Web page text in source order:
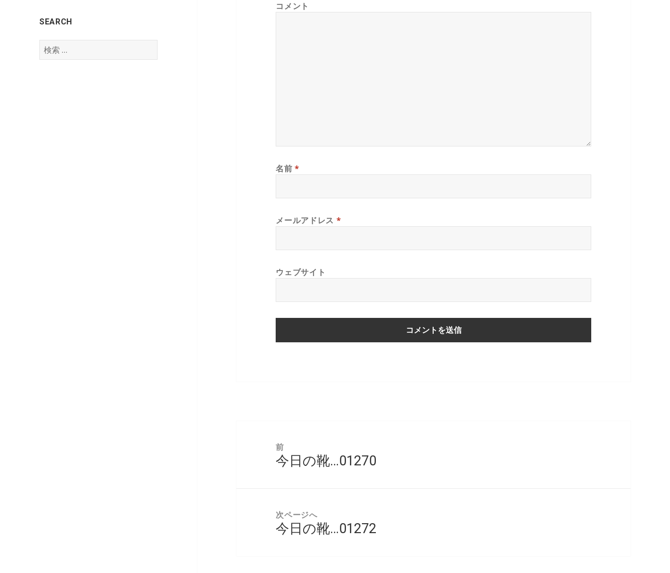
SEARCH
検
索
コメント
名前*
メールアドレス *
ウェブサイト
前
前
今日の靴…01270
次ページへ
次
今日の靴…01272